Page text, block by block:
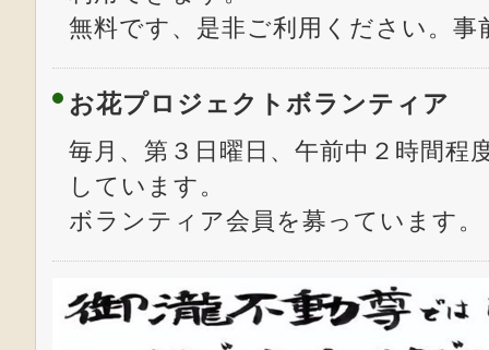
無料です、是非ご利用ください。事
お花プロジェクトボランティア
毎月、第３日曜日、午前中２時間程
しています。
ボランティア会員を募っています。